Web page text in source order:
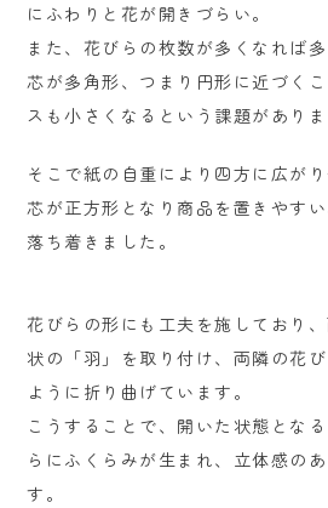
にふわりと花が開きづらい。
また、花びらの枚数が多くなれば
芯が多角形、つまり円形に近づく
スも小さくなるという課題がありま
そこで紙の自重により四方に広が
芯が正方形となり商品を置きやす
落ち着きました。
花びらの形にも工夫を施しており
状の「羽」を取り付け、両隣の花
ように折り曲げています。
こうすることで、開いた状態とな
らにふくらみが生まれ、立体感の
す。